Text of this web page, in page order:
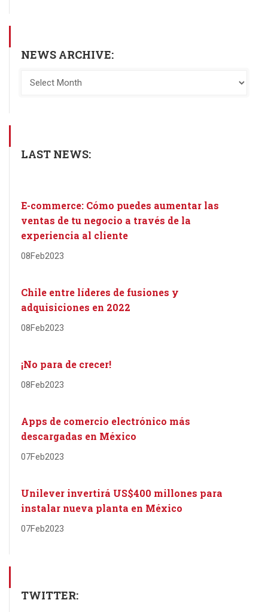
NEWS ARCHIVE:
LAST NEWS:
E-commerce: Cómo puedes aumentar las
ventas de tu negocio a través de la
experiencia al cliente
08Feb2023
Chile entre líderes de fusiones y
adquisiciones en 2022
08Feb2023
¡No para de crecer!
08Feb2023
Apps de comercio electrónico más
descargadas en México
07Feb2023
Unilever invertirá US$400 millones para
instalar nueva planta en México
07Feb2023
TWITTER: